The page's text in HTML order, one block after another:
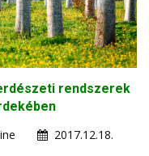
rendszerek
2017.12.18.